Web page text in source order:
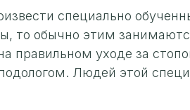
специально
то обычно этим
правильном уходе за
Людей этой